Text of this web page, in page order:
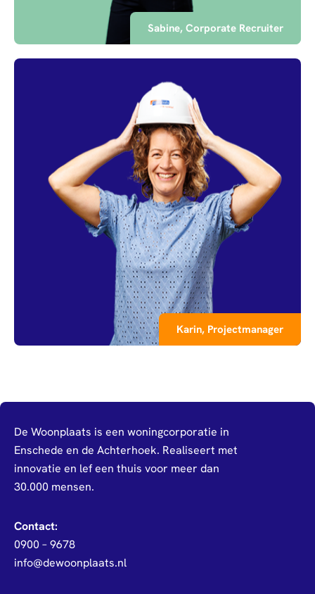
Sabine, Corporate Recruiter
Karin, Projectmanager
De Woonplaats is een woningcorporatie in
Enschede en de Achterhoek. Realiseert met
innovatie en lef een thuis voor meer dan
30.000 mensen.
Contact:
0900 – 9678
info@dewoonplaats.nl